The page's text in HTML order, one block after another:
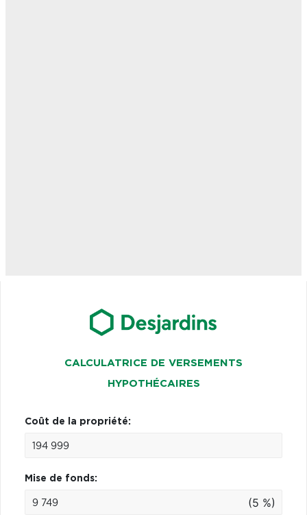
CALCULATRICE DE VERSEMENTS
HYPOTHÉCAIRES
Coût de la propriété:
Mise de fonds:
(5 %)